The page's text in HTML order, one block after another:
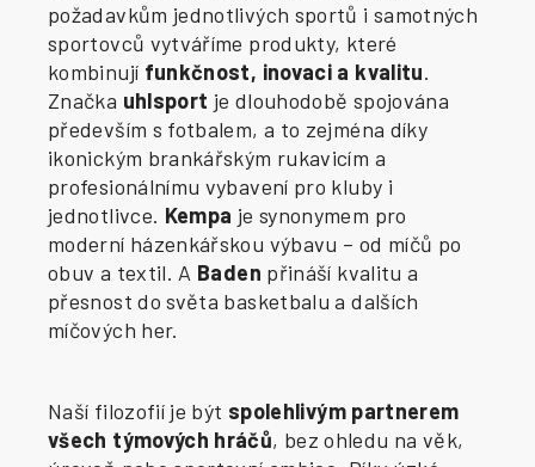
požadavkům jednotlivých sportů i samotných
sportovců vytváříme produkty, které
kombinují funkčnost, inovaci a kvalitu.
Značka uhlsport je dlouhodobě spojována
především s fotbalem, a to zejména díky
ikonickým brankářským rukavicím a
profesionálnímu vybavení pro kluby i
jednotlivce. Kempa je synonymem pro
moderní házenkářskou výbavu – od míčů po
obuv a textil. A Baden přináší kvalitu a
přesnost do světa basketbalu a dalších
míčových her.
Naší filozofií je být spolehlivým partnerem
všech týmových hráčů, bez ohledu na věk,